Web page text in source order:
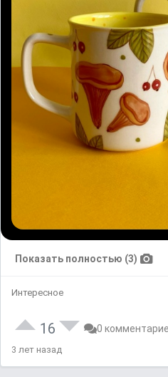
Показать полностью (3)
Интересное
16 0
3 лет назад